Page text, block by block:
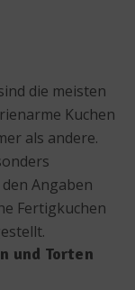
die meisten
Kuchen
als andere.
Angaben
Fertigkuchen
und Torten